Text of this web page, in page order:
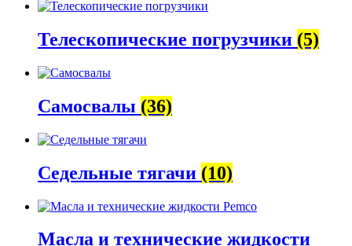
Телескопические погрузчики (5)
Самосвалы (36)
Седельные тягачи (10)
Масла и технические жидкости